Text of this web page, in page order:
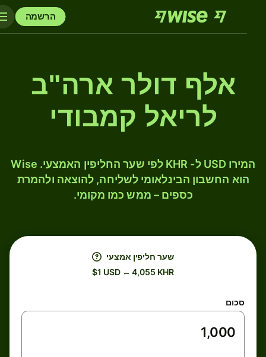
הרשמה
אלף דולר ארה"ב
לריאל קמבודי
המירו USD ל- KHR לפי שער החליפין האמצעי. Wise
הוא החשבון הבינלאומי לשליחה, להוצאה ולהמרת
כספים – ממש כמו מקומי.
שער חליפין אמצעי
$1 USD ← 4,055 KHR
סכום